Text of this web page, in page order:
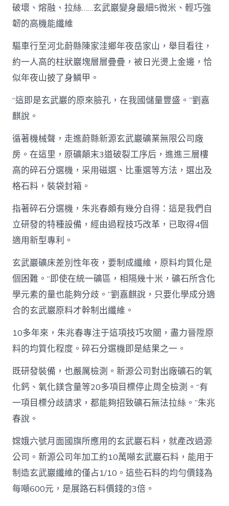
破壞、熔融、拉絲……玄武巖變身最細5微米、輕巧強
韌的高機能纖維
驅車行至河北蔚縣陳家洼鄉年夜岳家山，舉目看往，
約一人高的柱狀巖塊層層疊疊，被日光燙上金邊，恰
似年夜山披了身鱗甲。
“這即是玄武巖的原來臉孔，在我國儲量豐盛。”劉嘉
麒說。
循著機械聲，走進蔚縣新源玄武巖礦業無限公司廠
房。在這里，原礦顛末3道破裂工序后，進進三層樓
高的碎石分選機，采用磁選、比重選等方法，選出及
格石料，裝袋封箱。
指著碎石分選機，朱兆春頗有幾分自得：這是我們自
立研發的特種設備，經由過程技巧改革，已取得4個
適用新型專利。
玄武巖礦床差別性年夜，要制成纖維，原料均質化是
個困難。“即使在統一礦區，相隔幾十米，礦石所含化
學元素的量也能夠分歧。”劉嘉麒說，只要化學成分適
合的玄武巖原料才幹制出纖維。
10多年來，朱兆春專注于這項技巧攻關，盡力晉陞原
料的均質化程度。碎石分選機即是結果之一。
既研發裝備，也嚴厲檢測。新源公司對出廠礦石的氧
化鈣、氧化鎂含量等20多項目標停止周全檢測。“有
一項目標分歧請求，都能夠招致礦石無法拉絲。”朱兆
春說。
嫦娥六號月面國旗所應用的玄武巖石料，就產改過源
公司。新源公司年加工約10萬噸玄武巖石料，能用于
制造玄武巖纖維的僅占1/10。這些石料的均勻價錢為
每噸600元，是展路石料價錢的3倍。